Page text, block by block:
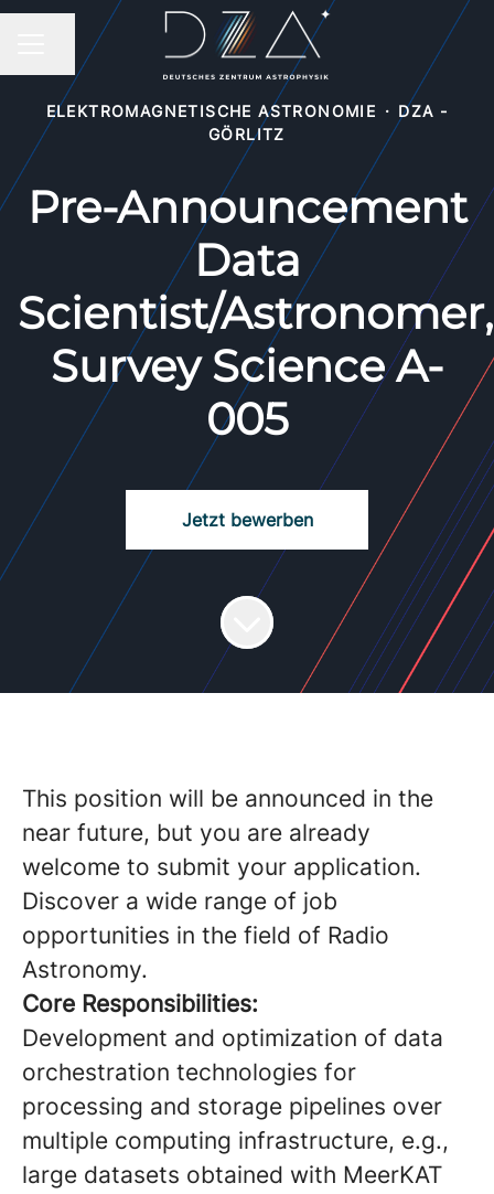
KARRIEREMENÜ
Seite teilen
ELEKTROMAGNETISCHE ASTRONOMIE · DZA -
GÖRLITZ
Pre-Announcement
Data
Scientist/Astronomer,
Survey Science A-
005
Jetzt bewerben
This position will be announced in the
near future, but you are already
welcome to submit your application.
Discover a wide range of job
opportunities in the field of Radio
Astronomy.
Core Responsibilities:
Development and optimization of data
orchestration technologies for
processing and storage pipelines over
multiple computing infrastructure, e.g.,
large datasets obtained with MeerKAT